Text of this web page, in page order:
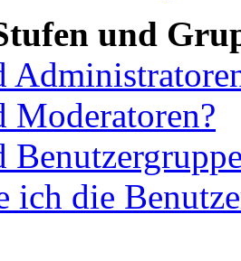
und
Moderatoren?
ich die